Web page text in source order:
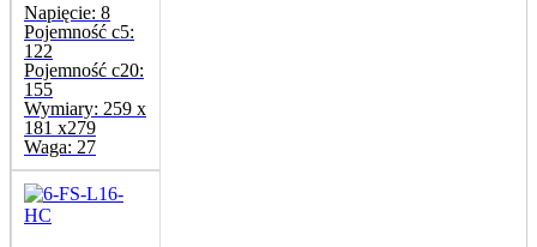
Napięcie: 8
Pojemność c5:
122
Pojemność c20:
155
Wymiary: 259 x
181 x279
Waga: 27